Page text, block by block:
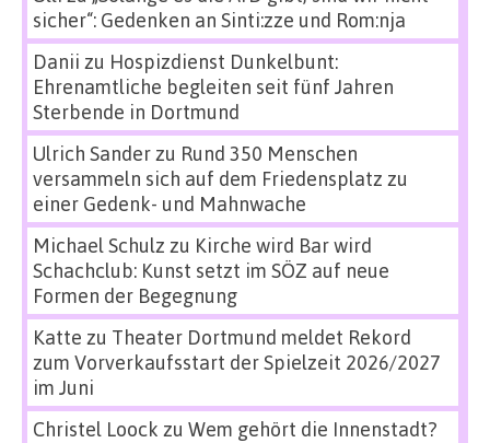
sicher“: Gedenken an Sinti:zze und Rom:nja
Danii zu Hospizdienst Dunkelbunt:
Ehrenamtliche begleiten seit fünf Jahren
Sterbende in Dortmund
Ulrich Sanderzu Rund 350 Menschen
versammeln sich auf dem Friedensplatz zu
einer Gedenk- und Mahnwache
Michael Schulz zu Kirche wird Bar wird
Schachclub: Kunst setzt im SÖZ auf neue
Formen der Begegnung
Katte zu Theater Dortmund meldet Rekord
zum Vorverkaufsstart der Spielzeit 2026/2027
im Juni
Christel Loock zu Wem gehört die Innenstadt?